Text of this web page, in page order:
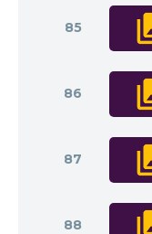
85
86
87
88